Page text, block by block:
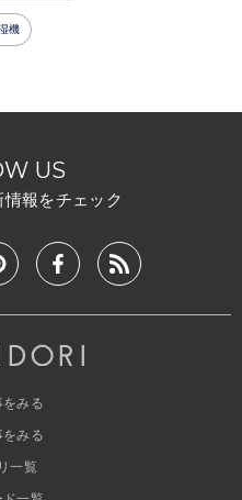
機
US
報をチェック
をみる
をみる
一覧